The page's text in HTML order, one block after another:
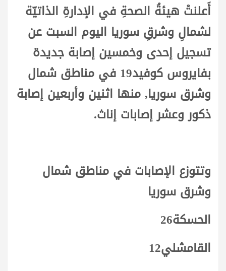
أَعلنتْ هيئةُ الصحةِ في الإدارةِ الذاتيّة
لشمالِ وشرقِ سوريا اليوم السبت عن
تسجيل إحدى وخمسين إصابة جديدة
بفايروس كوفيد19 في مناطق شمال
وشرق سوريا, منها اثنين وأربعين إصابة
ذكور وعشر إصابات إناث.
وتتوزع الإصابات في مناطق شمال
وشرق سوريا
الحسكة26
القامشلي12